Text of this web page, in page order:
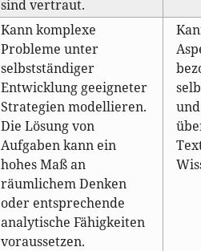
sind vertraut.
Kann komplexe
Probleme unter
selbstständiger
Entwicklung geeigneter
Strategien modellieren.
Die Lösung von
Aufgaben kann ein
hohes Maß an
räumlichem Denken
oder entsprechende
analytische Fähigkeiten
voraussetzen.